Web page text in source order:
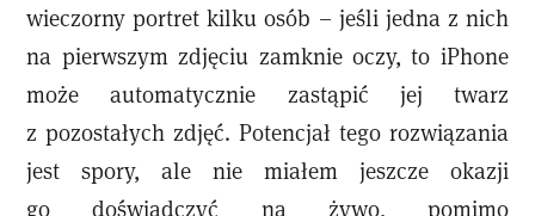
wieczorny portret kilku osób – jeśli jedna z nich
na pierwszym zdjęciu zamknie oczy, to iPhone
może automatycznie zastąpić jej twarz
z pozostałych zdjęć. Potencjał tego rozwiązania
jest spory, ale nie miałem jeszcze okazji
go doświadczyć na żywo, pomimo